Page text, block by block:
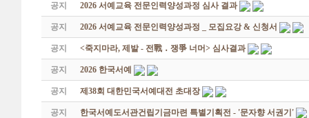
공지 2026 서예교육 전문인력양성과정 심사 결과
공지 2026 서예교육 전문인력양성과정 _ 모집요강 & 신청서
공지 <죽지마라, 제발 - 전戰 ․ 쟁爭 너머> 심사결과
공지 2026 한국서예
공지 제38회 대한민국서예대전 초대장
공지 한국서예도서관건립기금마련 특별기획전 - '문자향 서권기'